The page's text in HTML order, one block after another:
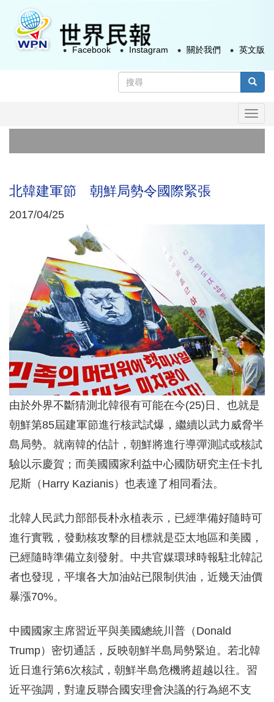
容
搜
尋
Facebook Instagram 關於我們 英文版
北韓建軍節 朝鮮局勢令國際緊張
2017/04/25
由於外界不斷猜測北韓很有可能在今(25)日、也就是
朝鮮第85屆建軍節進行核武試爆，繼續以武力威脅半
島局勢。就南韓的估計，朝鮮將進行導彈測試或核試
驗以示慶賀；而美國國家利益中心國防研究主任卡扎
尼斯（Harry Kazianis）也表達了相同看法。
北韓人民武力部部長朴永植表示，已經準備好隨時可
進行實戰，發動核攻擊的目標就是亞太地區和美國，
已經隨時準備立刻發射。中共官媒環球時報駐北韓記
者也發現，平壤各大加油站已限制供油，近幾天油價
暴漲70%。
中國國家主席習近平與美國總統川普（Donald
Trump）密切通話，反映朝鮮半島局勢緊迫。若北韓
近日進行第6次核試，朝鮮半島危機將超越以往。習
近平強調，對違反聯合國安理會決議的行為絕不支